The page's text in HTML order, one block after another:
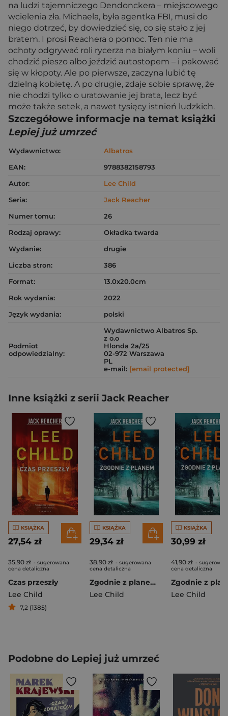
na ludzi tajemniczego Dendonckera – miejscowego
wcielenia zła. Michaela, była agentka FBI, musi do
niego dotrzeć, by dowiedzieć się, co się stało z jej
bratem. I prosi Reachera o pomoc. Ten nie ma
ochoty odgrywać roli rycerza na białym koniu – woli
chodzić pieszo albo jeździć autostopem – i pakować
się w kłopoty. Ale po pierwsze, zaczyna lubić tę
dzielną kobietę. A po drugie, zdaje sobie sprawę, że
nie chodzi tylko o uratowanie jej brata, lecz być
może także setek, a nawet tysięcy istnień ludzkich.
Szczegółowe informacje na temat książki
Lepiej już umrzeć
Wydawnictwo:
Albatros
EAN:
9788382158793
Autor:
Lee Child
Seria:
Jack Reacher
Numer tomu:
26
Rodzaj oprawy:
Okładka twarda
Wydanie:
drugie
Liczba stron:
386
Format:
13.0x20.0cm
Rok wydania:
2022
Język wydania:
polski
Podmiot
odpowiedzialny:
Wydawnictwo Albatros Sp.
z o.o
Hlonda 2a/25
02-972 Warszawa
PL
e-mail: [email protected]
Inne książki z serii Jack Reacher
KSIĄŻKA
27,54 zł
35,90 zł - sugerowana
cena detaliczna
Czas przeszły
Lee Child
7,2 (1385)
KSIĄŻKA
29,34 zł
38,90 zł - sugerowana
cena detaliczna
Zgodnie z planem. Jack Reacher
Lee Child
KSIĄŻKA
30,99 zł
41,90 zł -
cena detaliczna
Lee Child
Podobne do Lepiej już umrzeć